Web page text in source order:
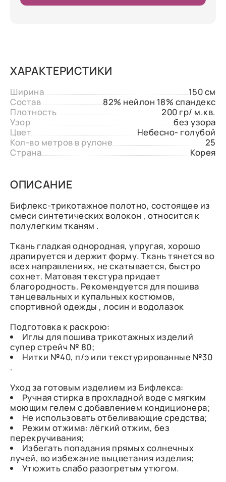
ХАРАКТЕРИСТИКИ
Ширина
150 см
Состав
82% нейлон 18% спандекс
Плотность
200 гр/ м.кв.
Узор
без узора
Цвет
Небесно- голубой
Кол-во метров в рулоне
25
Страна
Корея
ОПИСАНИЕ
Бифлекс-трикотажное полотно, состоящее из
смеси синтетических волокон , относится к
полулегким тканям .
Ткань гладкая однородная, упругая, хорошо
драпируется и держит форму. Ткань тянется во
всех направлениях, не скатывается, быстро
сохнет. Матовая текстура придает
благородность. Рекомендуется для пошива
танцевальных и купальных костюмов,
спортивной одежды , лосин и водолазок
Подготовка к раскрою:
Иглы для пошива трикотажных изделий
супер стрейч № 80;
Нитки №40, п/э или текстурированные №30
.
Уход за готовым изделием из Бифлекса:
Ручная стирка в прохладной воде с мягким
моющим гелем с добавлением кондиционера;
Не использовать отбеливающие средства;
Режим отжима: лёгкий отжим, без
перекручивания;
Избегать попадания прямых солнечных
лучей, во избежание выцветания изделия;
Утюжить слабо разогретым утюгом.